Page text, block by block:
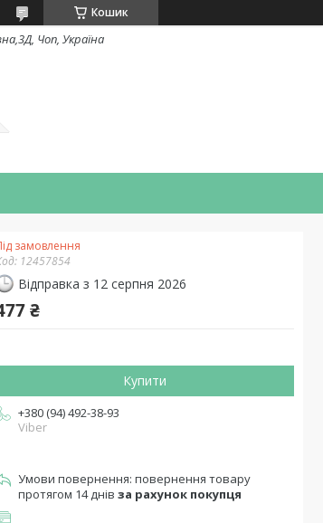
Кошик
Чоп, Україна
замовлення
12457854
Відправка з 12 серпня 2026
₴
Купити
+380 (94) 492-38-93
Viber
повернення товару
протягом 14 днів за рахунок покупця